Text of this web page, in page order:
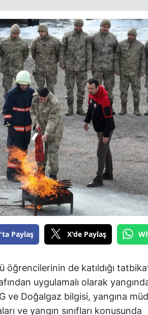
Çankırı
Çorum
Denizli
Edirne
Elazığ
Erzincan
Erzurum
Eskişehir
Giresun
Hakkari
Hatay
Paylaş X'de Paylaş
de katıldığı
uygulamalı olarak
ve Doğalgaz bilgisi, yangına
ve yangın sınıfları konusunda